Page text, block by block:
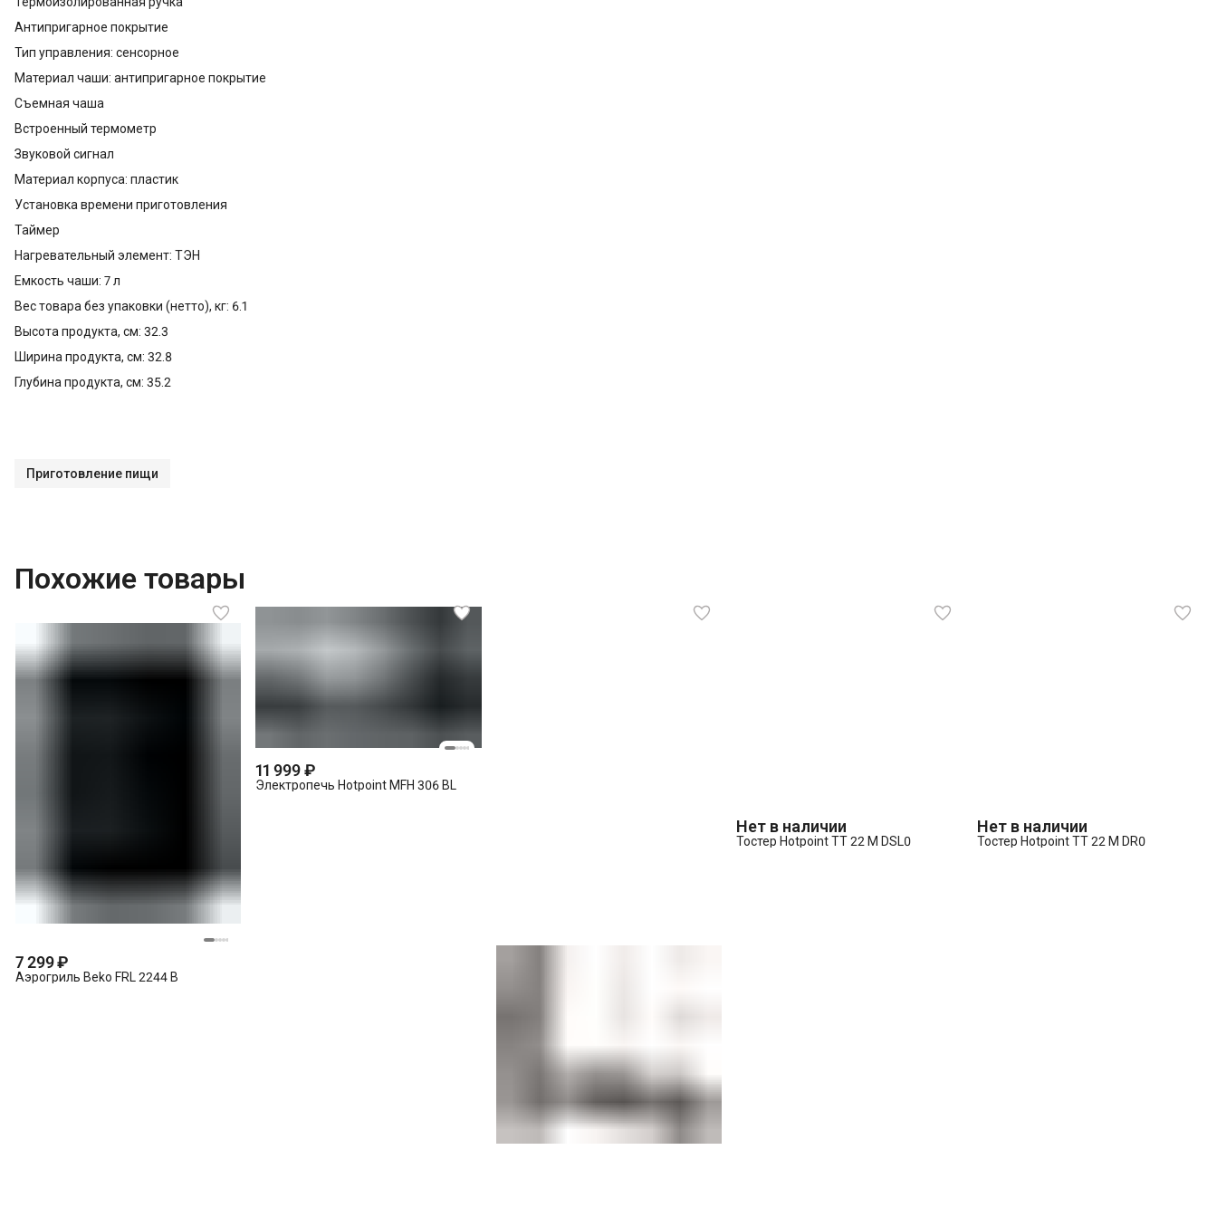
Антипригарное покрытие
Тип управления: сенсорное
Материал чаши: антипригарное покрытие
Съемная чаша
Встроенный термометр
Звуковой сигнал
Материал корпуса: пластик
Установка времени приготовления
Таймер
Нагревательный элемент: ТЭН
Емкость чаши: 7 л
Вес товара без упаковки (нетто), кг: 6.1
Высота продукта, см: 32.3
Ширина продукта, см: 32.8
Глубина продукта, см: 35.2
Приготовление пищи
Похожие товары
7 299 ₽
Аэрогриль Beko FRL 2244 B
11 999 ₽
Электропечь Hotpoint MFH 306 BL
Нет в наличии
Тостер Hotpoint TT 22 M DSL0
Нет в наличии
Тостер Hotpoint TT 22 M DR0